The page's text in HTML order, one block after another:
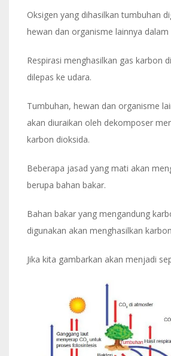
Oksigen yang dihasilkan tumbuhan
hewan dan organisme lainnya dalam
Respirasi menghasilkan gas karbon
dilepas ke udara.
Tumbuhan, hewan dan organisme
akan diuraikan oleh dekomposer
karbon dioksida.
Beberapa jasad yang mati akan
berupa bahan bakar.
Bahan bakar yang mengandung
digunakan akan menghasilkan
Jika kita gambarkan akan menjadi